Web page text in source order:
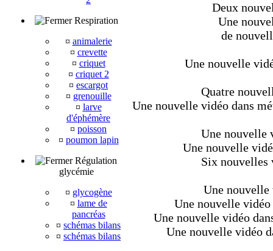
Respiration
¤ animalerie
¤ crevette
¤ criquet
¤ criquet 2
¤ escargot
¤ grenouille
¤ larve
d'éphémère
¤ poisson
¤ poumon lapin
Régulation
glycémie
¤ glycogène
¤ lame de
pancréas
¤ schémas bilans
¤ schémas bilans
Deux
Une
de
Une nouvelle
Quatre
Une nouvelle vidéo dans
Une nouvelle
Une nouvelle
Six nouvelles
Une nouvelle
Une nouvelle
Une nouvelle vidéo
Une nouvelle vidéo